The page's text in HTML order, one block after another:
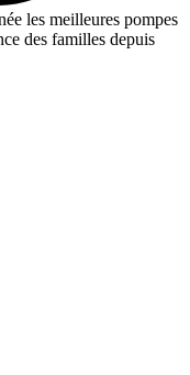
les meilleures pompes
des familles depuis